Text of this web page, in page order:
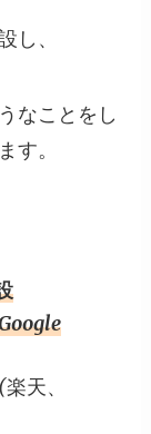
し、
なことをし
す。
天、